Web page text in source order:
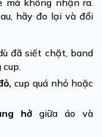
mà không nhận ra.
hãy đo lại và đổi
đã siết chặt, band
cup.
cup quá nhỏ hoặc
hở giữa áo và